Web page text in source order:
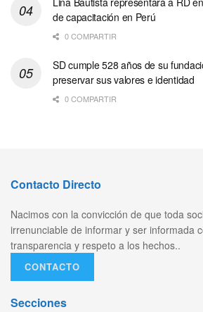
de capacitación en Perú
0 COMPARTIR
SD cumple 528 años de su
preservar sus valores e identidad
0 COMPARTIR
Contacto Directo
Nacimos con la convicción de que toda
irrenunciable de informar y ser informada
transparencia y respeto a los hechos..
CONTACTO
Secciones